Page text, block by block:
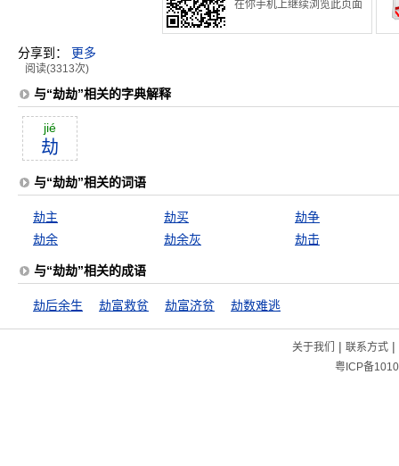
在你手机上继续浏览此页面
分享到： 更多
阅读(3313次)
与“劫劫”相关的字典解释
jié
劫
与“劫劫”相关的词语
劫主 劫买
劫争
劫余
劫余灰 劫击
与“劫劫”相关的成语
劫后余生 劫富救贫 劫富济贫 劫数难逃
关于我们 | 联系方式|
粤ICP备